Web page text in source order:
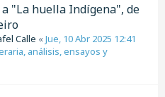
"La huella Indígena", de
Calle «Jue, 10 Abr 2025 12:41
análisis, ensayos y